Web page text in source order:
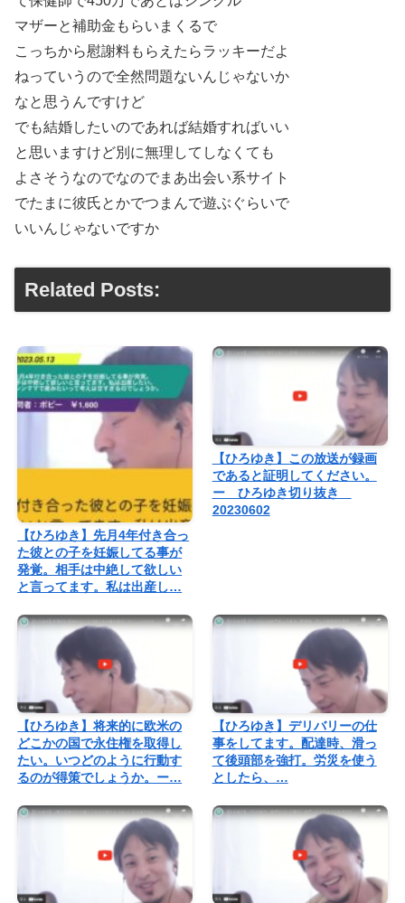
マザーと補助金もらいまくるで
こっちから慰謝料もらえたらラッキーだよ
ねっていうので全然問題ないんじゃないか
なと思うんですけど
でも結婚したいのであれば結婚すればいい
と思いますけど別に無理してしなくても
よさそうなのでなのでまあ出会い系サイト
でたまに彼氏とかでつまんで遊ぶぐらいで
いいんじゃないですか
Related Posts:
【ひろゆき】先月4年付き合っ
た彼との子を妊娠してる事が
発覚。相手は中絶して欲しい
と言ってます。私は出産し…
【ひろゆき】この放送が録画
であると証明してください。
ー ひろゆき切り抜き
20230602
【ひろゆき】将来的に欧米の
どこかの国で永住権を取得し
たい。いつどのように行動す
るのが得策でしょうか。ー…
【ひろゆき】デリバリーの仕
事をしてます。配達時、滑っ
て後頭部を強打。労災を使う
としたら、…